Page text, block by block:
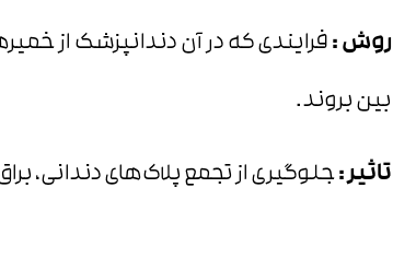
روش :فرایندی که در آن دندانپزشک از
بین بروند.
تاثیر :جلوگیری از تجمع پلاک‌های